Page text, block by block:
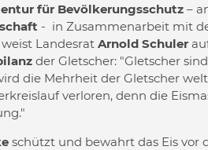
für Bevölkerungsschutz–
- in Zusammenarbeit mit
Landesrat Arnold Schuler
der Gletscher: "Gletscher
die Mehrheit der Gletscher
verloren, denn die
schützt und bewahrt das Eis vor